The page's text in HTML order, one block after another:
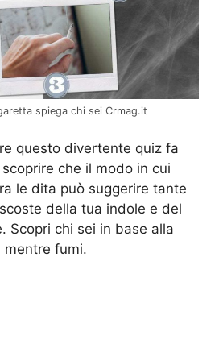
spiega chi sei Crmag.it
questo divertente quiz fa
che il modo in cui
le dita può suggerire tante
della tua indole e del
Scopri chi sei in base alla
mentre fumi.